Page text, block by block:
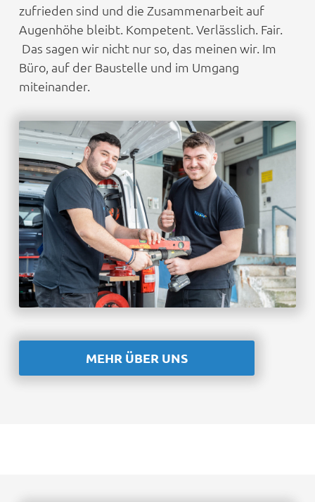
zufrieden sind und die Zusammenarbeit auf
Augenhöhe bleibt. Kompetent. Verlässlich. Fair.
Das sagen wir nicht nur so, das meinen wir. Im
Büro, auf der Baustelle und im Umgang
miteinander.
MEHR ÜBER UNS